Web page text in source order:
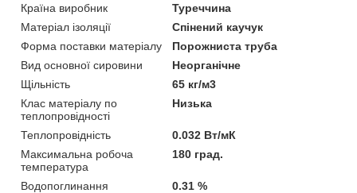
Країна виробник
Туреччина
Матеріал ізоляції
Спінений каучук
Форма поставки матеріалу
Порожниста труба
Вид основної сировини
Неорганічне
Щільність
65 кг/м3
Клас матеріалу по
теплопровідності
Низька
Теплопровідність
0.032 Вт/мК
Максимальна робоча
температура
180 град.
Водопоглинання
0.31 %